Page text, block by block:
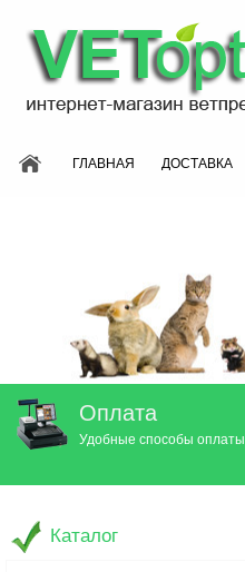
ГЛАВНАЯ ДОСТАВКА
Оплата
Удобные способы оплаты
Каталог